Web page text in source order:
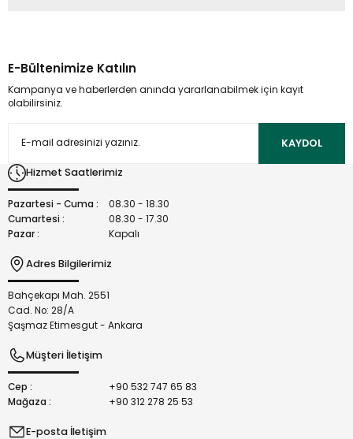
kullanarak tarafımıza iletebilirsiniz.
Görüş ve önerileriniz için teşekkür ederiz.
Ürün açıklamasında eksik bilgiler bulunuyor.
Bu ürüne benzer farklı alternatifler olmalı.
E-Bültenimize Katılın
Kampanya ve haberlerden anında yararlanabilmek için kayıt
olabilirsiniz.
KAYDOL
Hizmet Saatlerimiz
Pazartesi - Cuma :
08.30 - 18.30
Cumartesi :
08.30 - 17.30
Pazar :
Kapalı
Adres Bilgilerimiz
Bahçekapı Mah. 2551
Cad. No: 28/A
Şaşmaz Etimesgut - Ankara
Müşteri İletişim
Cep :
+90 532 747 65 83
Mağaza :
+90 312 278 25 53
E-posta İletişim